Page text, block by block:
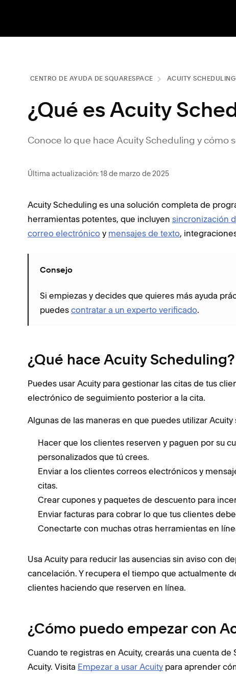
CENTRO DE AYUDA DE SQUARESPACE ACUITY SCHEDULING
¿Qué es Acuity
Conoce lo que hace Acuity Scheduling y cómo
Última actualización: 18 de marzo de 2025
Acuity Scheduling es una solución completa de
herramientas potentes, que incluyen sincronización
correo electrónico y mensajes de texto,
Consejo
Si empiezas y decides que quieres más ayuda
puedes contratar a un experto verificado.
¿Qué hace Acuity Scheduling?
Puedes usar Acuity para gestionar las citas de tus
electrónico de seguimiento posterior a la cita.
Algunas de las maneras en que puedes utilizar Acuity
Hacer que los clientes reserven y paguen por su
personalizados que tú crees.
Enviar a los clientes correos electrónicos y
citas.
Crear cupones y paquetes de descuento para
Enviar facturas para cobrar lo que tus clientes
Conectarte con muchas otras herramientas en
Usa Acuity para reducir las ausencias sin aviso con
cancelación. Y recupera el tiempo que actualmente
clientes haciendo que reserven en línea.
¿Cómo puedo empezar con
Cuando te registras en Acuity, crearás una cuenta
Acuity. Visita Empezar a usar Acuity para aprender